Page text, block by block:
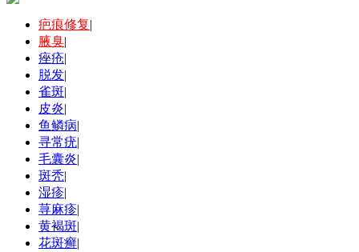
疤痕修复|
腋臭|
痤疮|
脱发|
雀斑|
皮炎|
鱼鳞病|
寻常疣|
毛囊炎|
斑秃|
湿疹|
荨麻疹|
黄褐斑|
花斑癣|